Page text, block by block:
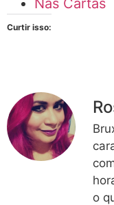
Curtir isso:
o